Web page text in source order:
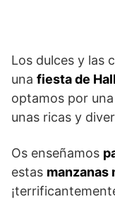
Los dulces y las
una fiesta de
optamos por
unas ricas y
Os enseñamos
estas manzanas